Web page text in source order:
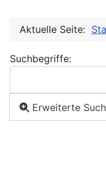
Aktuelle Seite:
Suchformular
Suchbegriffe:
Erweiterte